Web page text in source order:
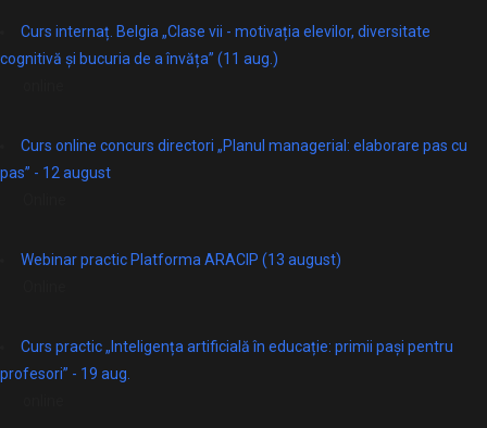
Curs internaț. Belgia „Clase vii - motivația elevilor, diversitate
cognitivă și bucuria de a învăța” (11 aug.)
Curs online concurs directori „Planul managerial: elaborare pas cu
pas” - 12 august
Webinar practic Platforma ARACIP (13 august)
Curs practic „Inteligența artificială în educație: primii pași pentru
profesori” - 19 aug.